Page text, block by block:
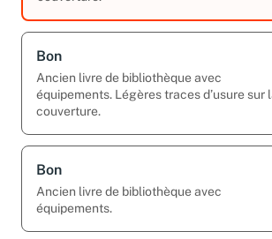
Ancien livre de bibliothèque avec
équipements. Légères traces d’usure sur la
Ancien livre de bibliothèque avec